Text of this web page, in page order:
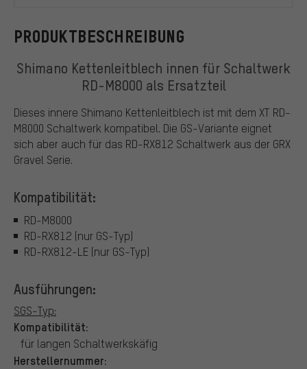
PRODUKTBESCHREIBUNG
Shimano Kettenleitblech innen für Schaltwerk
RD-M8000 als Ersatzteil
Dieses innere Shimano Kettenleitblech ist mit dem XT RD-
M8000 Schaltwerk kompatibel. Die GS-Variante eignet
sich aber auch für das RD-RX812 Schaltwerk aus der GRX
Gravel Serie.
Kompatibilität:
RD-M8000
RD-RX812 (nur GS-Typ)
RD-RX812-LE (nur GS-Typ)
Ausführungen:
SGS-Typ:
Kompatibilität:
für langen Schaltwerkskäfig
Herstellernummer: